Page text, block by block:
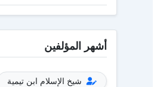
أشهر المؤلفين
شيخ الإسلام ابن تيمية